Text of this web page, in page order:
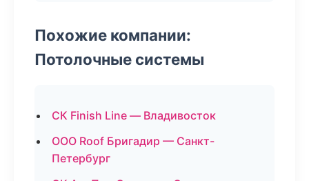
Похожие компании:
Потолочные системы
СК Finish Line — Владивосток
ООО Roof Бригадир — Санкт-
Петербург